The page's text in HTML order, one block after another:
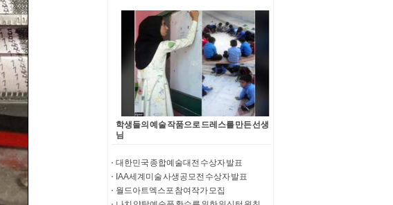
학생들의 예술 작품으로 드레스를 만든 선생
님
대한민국 종합예술대전 수상자 발표
IAA 세계미술 사생공모전 수상자 발표
월드아트엑스포 참여작가 모집